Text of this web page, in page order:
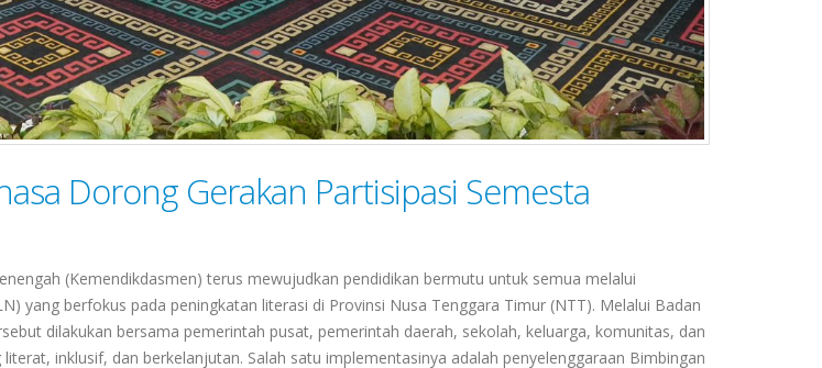
Dorong Gerakan Partisipasi Semesta
(Kemendikdasmen) terus mewujudkan pendidikan bermutu untuk semua melalui
yang berfokus pada peningkatan literasi di Provinsi Nusa Tenggara Timur (NTT). Melalui Badan
dilakukan bersama pemerintah pusat, pemerintah daerah, sekolah, keluarga, komunitas, dan
inklusif, dan berkelanjutan. Salah satu implementasinya adalah penyelenggaraan Bimbingan